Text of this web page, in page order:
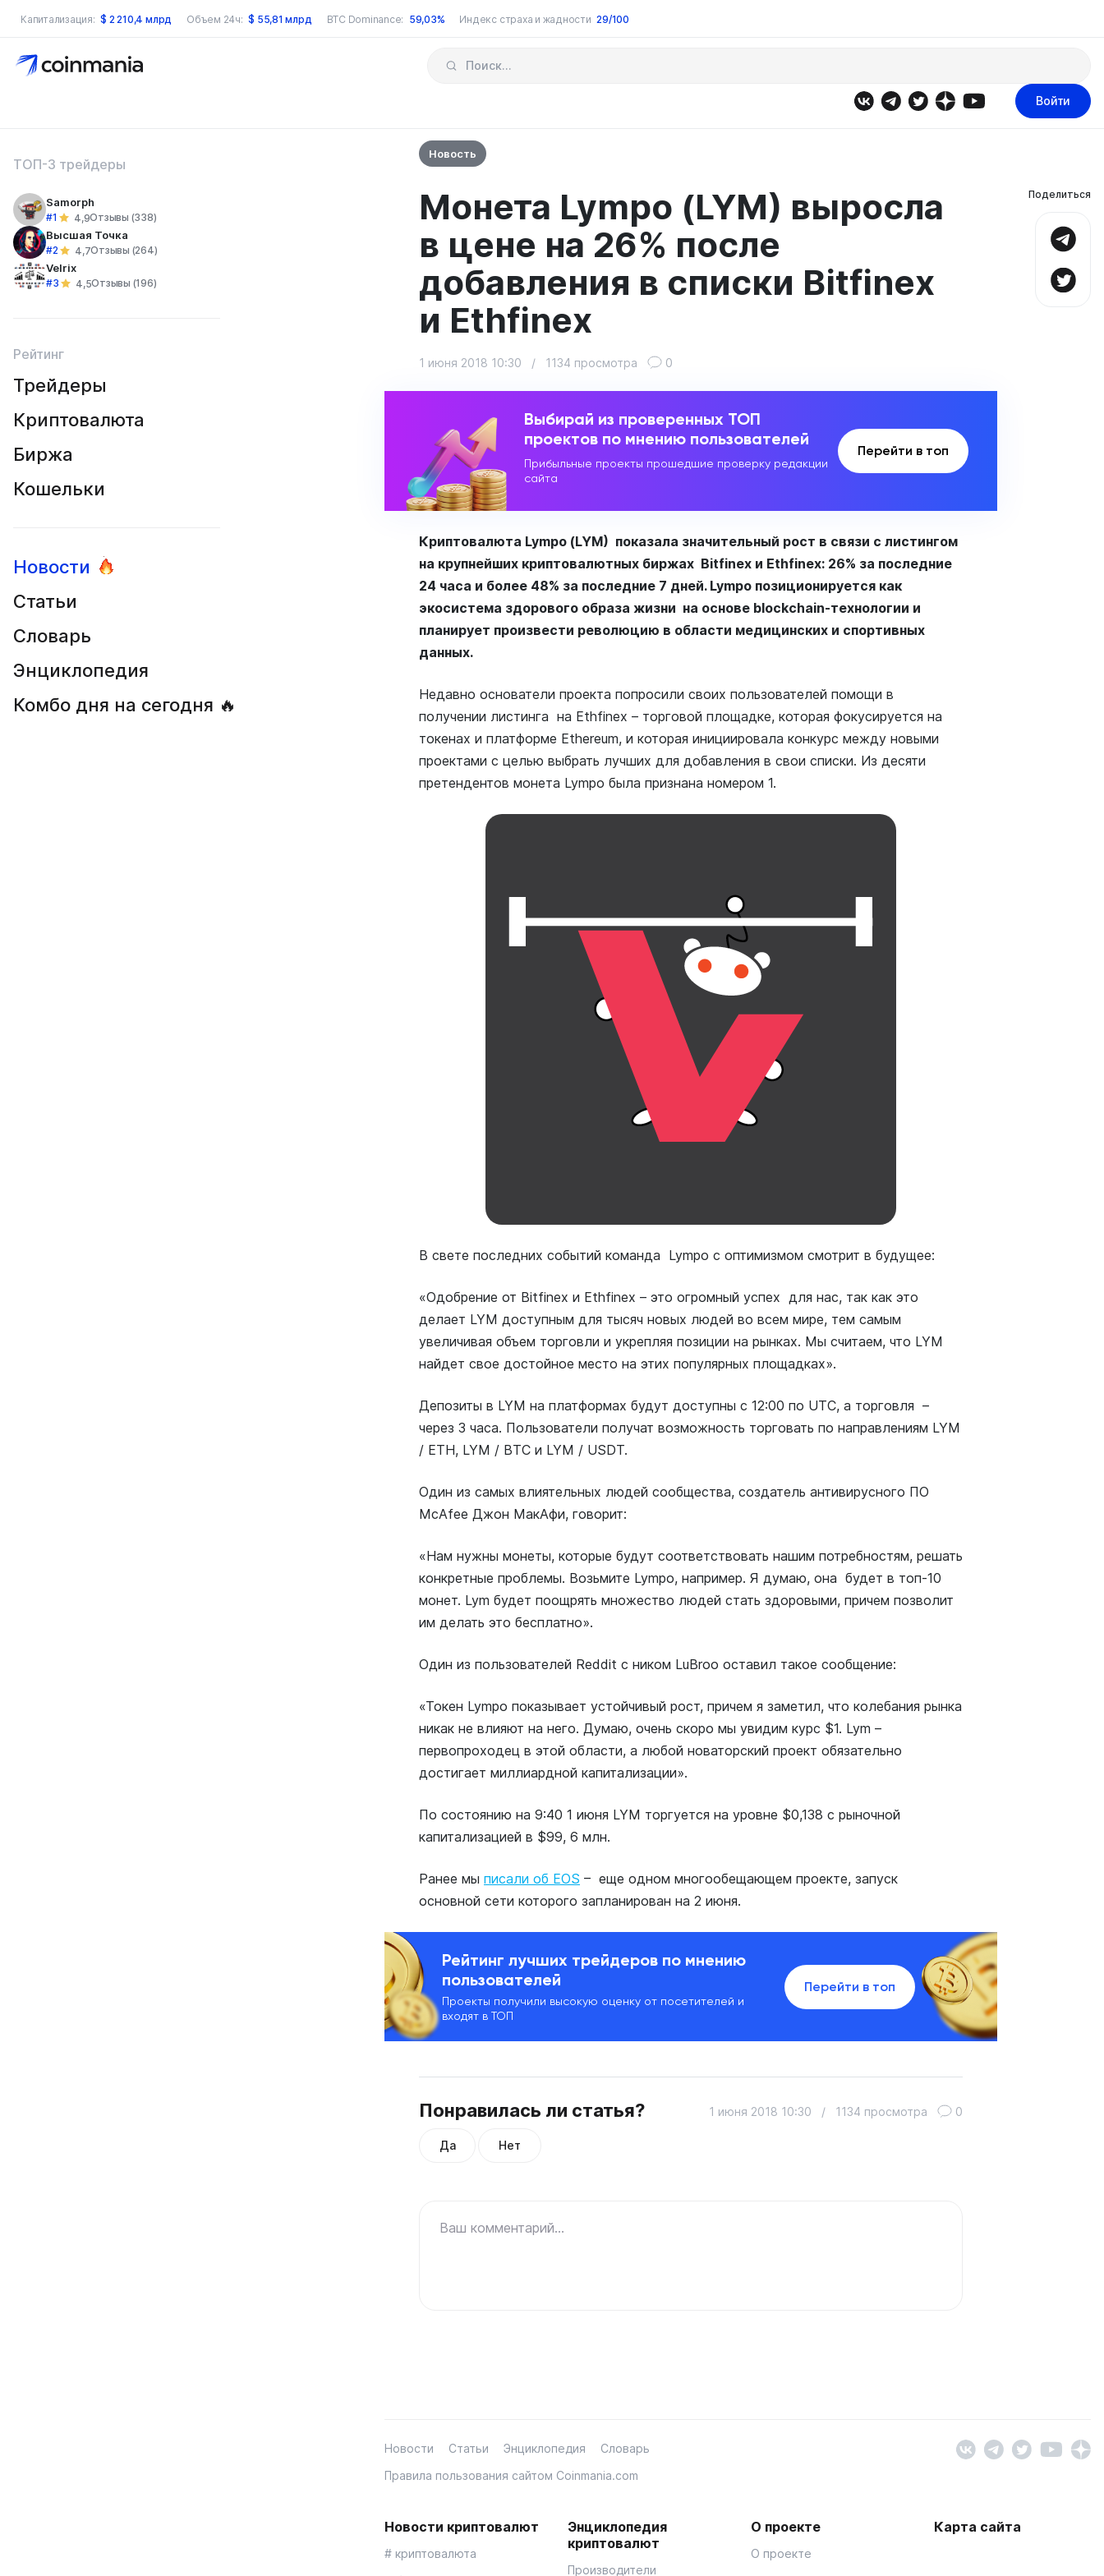
Капитализация: $ 2 210,4 млрд Объем 24ч: $ 55,81 млрд BTC Dominance: 59,03% Индекс страха и жадности 29/100
по сайту
Войти
ТОП-3 трейдеры
Samorph
#1 4,9Отзывы (338)
Высшая Точка
#2 4,7Отзывы (264)
Velrix
#3 4,5Отзывы (196)
Рейтинг
Трейдеры
Криптовалюта
Биржа
Кошельки
Новости
Статьи
Словарь
Энциклопедия
Комбо дня на сегодня 🔥
Новость
Монета Lympo (LYM) выросла
в цене на 26% после
добавления в списки Bitfinex
и Ethfinex
1 июня 2018 10:30 / 1134 просмотра 0
Выбирай из проверенных ТОП
проектов по мнению пользователей
Прибыльные проекты прошедшие проверку редакции
сайта
Перейти в топ
Криптовалюта Lympo (LYM) показала значительный рост в связи с листингом
на крупнейших криптовалютных биржах Bitfinex и Ethfinex: 26% за последние
24 часа и более 48% за последние 7 дней. Lympo позиционируется как
экосистема здорового образа жизни на основе blockchain-технологии и
планирует произвести революцию в области медицинских и спортивных
данных.
Недавно основатели проекта попросили своих пользователей помощи в
получении листинга на Ethfinex – торговой площадке, которая фокусируется на
токенах и платформе Ethereum, и которая инициировала конкурс между новыми
проектами с целью выбрать лучших для добавления в свои списки. Из десяти
претендентов монета Lympo была признана номером 1.
В свете последних событий команда Lympo с оптимизмом смотрит в будущее:
«Одобрение от Bitfinex и Ethfinex – это огромный успех для нас, так как это
делает LYM доступным для тысяч новых людей во всем мире, тем самым
увеличивая объем торговли и укрепляя позиции на рынках. Мы считаем, что LYM
найдет свое достойное место на этих популярных площадках».
Депозиты в LYM на платформах будут доступны с 12:00 по UTC, а торговля –
через 3 часа. Пользователи получат возможность торговать по направлениям LYM
/ ETH, LYM / BTC и LYM / USDT.
Один из самых влиятельных людей сообщества, создатель антивирусного ПО
McAfee Джон МакАфи, говорит:
«Нам нужны монеты, которые будут соответствовать нашим потребностям, решать
конкретные проблемы. Возьмите Lympo, например. Я думаю, она будет в топ-10
монет. Lym будет поощрять множество людей стать здоровыми, причем позволит
им делать это бесплатно».
Один из пользователей Reddit с ником LuBroo оставил такое сообщение:
«Токен Lympo показывает устойчивый рост, причем я заметил, что колебания рынка
никак не влияют на него. Думаю, очень скоро мы увидим курс $1. Lym –
первопроходец в этой области, а любой новаторский проект обязательно
достигает миллиардной капитализации».
По состоянию на 9:40 1 июня LYM торгуется на уровне $0,138 с рыночной
капитализацией в $99, 6 млн.
Ранее мы писали об EOS – еще одном многообещающем проекте, запуск
основной сети которого запланирован на 2 июня.
Рейтинг лучших трейдеров по мнению
пользователей
Проекты получили высокую оценку от посетителей и
входят в ТОП
Перейти в топ
Понравилась ли статья?
Да Нет
1 июня 2018 10:30 / 1134 просмотра 0
Ваш комментарий...
Поделиться
Новости Статьи Энциклопедия
Словарь
Правила пользования сайтом Coinmania.com
Новости криптовалют
# криптовалюта
Энциклопедия
криптовалют
Производители
О проекте
О проекте
Карта сайта